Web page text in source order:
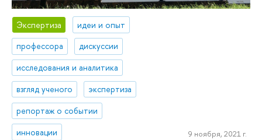
Экспертиза
идеи и опыт
профессора
дискуссии
исследования и аналитика
взгляд ученого
экспертиза
репортаж о событии
инновации
9 ноября, 2021 г.